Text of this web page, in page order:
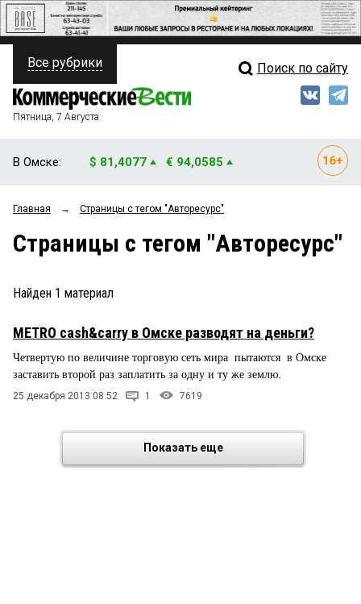
ПОЛИТИКА
ФИНАНСЫ
ОБЩЕСТВО
ЗАКОН
НОВОСТИ КОМПАНИЙ
СТИЛЬ ЖИЗНИ
Свежий выпуск
Мнения
Рейтинги
Все рубрики Поиск по сайту
Пятница, 7 Августа
В Омске: $ 81,4077 € 94,0585
Главная → Страницы c тегом "Авторесурс"
Страницы c тегом "Авторесурс"
Найден 1 материал
МЕТRО cash&carry в Омске разводят на деньги?
Четвертую по величине торговую сеть мира пытаются в Омске
заставить второй раз заплатить за одну и ту же землю.
25 декабря 2013 08:52 1 7619
Показать еще